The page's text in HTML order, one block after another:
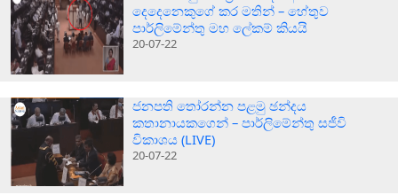
දෙදෙනෙකුගේ කර මතින් – හේතුව
පාර්ලිමේන්තු මහ ලේකම් කියයි
20-07-22
ජනපති තෝරන්න පළමු ඡන්දය
කතානායකගෙන් – පාර්ලිමේන්තු සජීවි
විකාශය (LIVE)
20-07-22